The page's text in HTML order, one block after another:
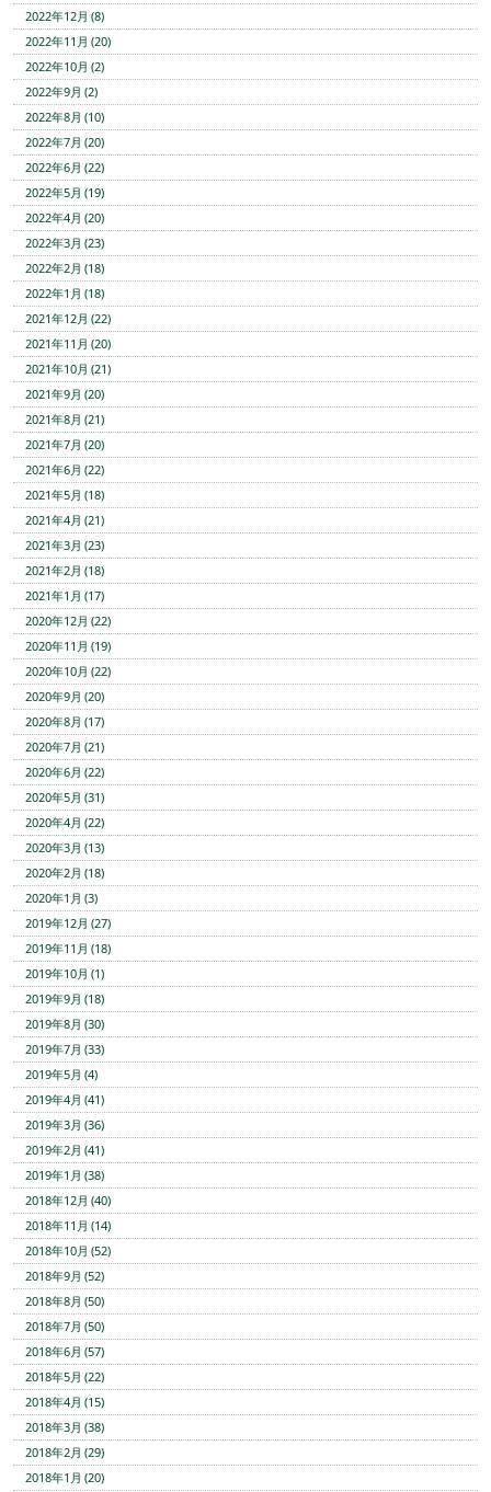
2022年12月 (8)
2022年11月 (20)
2022年10月 (2)
2022年9月 (2)
2022年8月 (10)
2022年7月 (20)
2022年6月 (22)
2022年5月 (19)
2022年4月 (20)
2022年3月 (23)
2022年2月 (18)
2022年1月 (18)
2021年12月 (22)
2021年11月 (20)
2021年10月 (21)
2021年9月 (20)
2021年8月 (21)
2021年7月 (20)
2021年6月 (22)
2021年5月 (18)
2021年4月 (21)
2021年3月 (23)
2021年2月 (18)
2021年1月 (17)
2020年12月 (22)
2020年11月 (19)
2020年10月 (22)
2020年9月 (20)
2020年8月 (17)
2020年7月 (21)
2020年6月 (22)
2020年5月 (31)
2020年4月 (22)
2020年3月 (13)
2020年2月 (18)
2020年1月 (3)
2019年12月 (27)
2019年11月 (18)
2019年10月 (1)
2019年9月 (18)
2019年8月 (30)
2019年7月 (33)
2019年5月 (4)
2019年4月 (41)
2019年3月 (36)
2019年2月 (41)
2019年1月 (38)
2018年12月 (40)
2018年11月 (14)
2018年10月 (52)
2018年9月 (52)
2018年8月 (50)
2018年7月 (50)
2018年6月 (57)
2018年5月 (22)
2018年4月 (15)
2018年3月 (38)
2018年2月 (29)
2018年1月 (20)